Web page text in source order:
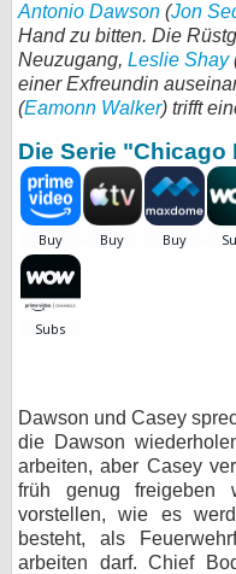
Antonio Dawson (Jon
Hand zu bitten. Die
Neuzugang, Leslie Shay
einer Exfreundin
(Eamonn Walker) trifft
Die Serie "Chicago
Dawson und Casey
die Dawson
arbeiten, aber Casey
früh genug freigeben
vorstellen, wie es
besteht, als
arbeiten darf. Chief